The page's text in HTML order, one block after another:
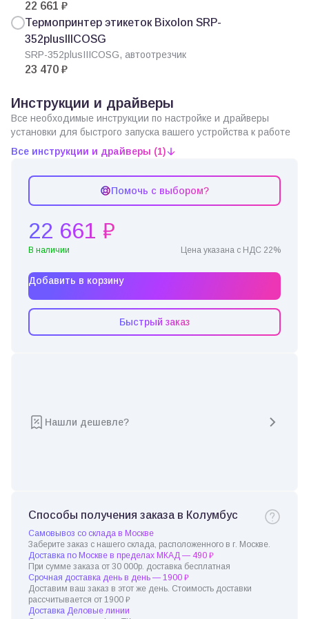
22 661 ₽
Термопринтер этикеток Bixolon SRP-
352plusIIICOSG
SRP-352plusIIICOSG, автоотрезчик
23 470 ₽
Инструкции и драйверы
Все необходимые инструкции по настройке и драйверы
установки для быстрого запуска вашего устройства к работе
Все инструкции и драйверы (1)
Помочь с выбором?
22 661 ₽
В наличии Цена указана с НДС 22%
Добавить в корзину
Быстрый заказ
Нашли дешевле?
Способы получения заказа в Колумбус
Самовывоз со склада в Москве
Заберите заказ с нашего склада, расположенного в г. Москве.
Доставка по Москве в пределах МКАД — 490 ₽
При сумме заказа от 30 000р. доставка бесплатная
Срочная доставка день в день — 1900 ₽
Доставим ваш заказ в этот же день. Стоимость доставки
рассчитывается от 1900 ₽
Доставка Деловые линии